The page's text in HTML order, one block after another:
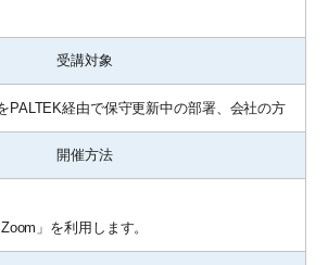
受講対象
PALTEK経由で保守更新中の部署、会社の方
開催方法
」を利用します。